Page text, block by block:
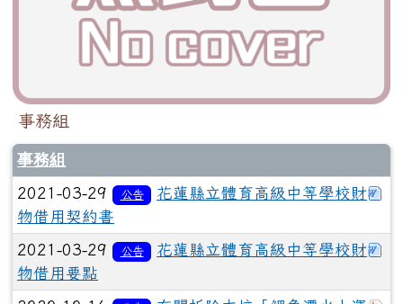
事務組
事務組
2021-03-29 公告
花蓮縣立體育高級中等學校財
物借用契約書
2021-03-29 公告
花蓮縣立體育高級中等學校財
物借用要點